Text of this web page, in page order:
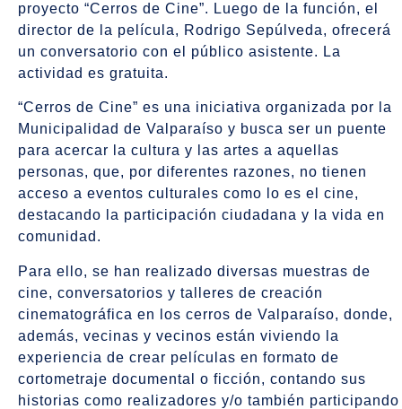
proyecto “Cerros de Cine”. Luego de la función, el
director de la película, Rodrigo Sepúlveda, ofrecerá
un conversatorio con el público asistente. La
actividad es gratuita.
“Cerros de Cine” es una iniciativa organizada por la
Municipalidad de Valparaíso y busca ser un puente
para acercar la cultura y las artes a aquellas
personas, que, por diferentes razones, no tienen
acceso a eventos culturales como lo es el cine,
destacando la participación ciudadana y la vida en
comunidad.
Para ello, se han realizado diversas muestras de
cine, conversatorios y talleres de creación
cinematográfica en los cerros de Valparaíso, donde,
además, vecinas y vecinos están viviendo la
experiencia de crear películas en formato de
cortometraje documental o ficción, contando sus
historias como realizadores y/o también participando